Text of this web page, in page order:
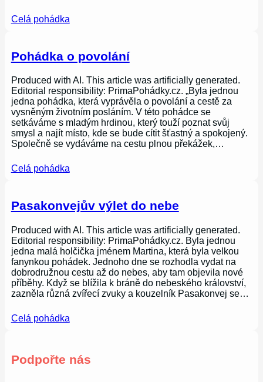
Celá pohádka
Pohádka o povolání
Produced with AI. This article was artificially generated.
Editorial responsibility: PrimaPohádky.cz. „Byla jednou
jedna pohádka, která vyprávěla o povolání a cestě za
vysněným životním posláním. V této pohádce se
setkáváme s mladým hrdinou, který touží poznat svůj
smysl a najít místo, kde se bude cítit šťastný a spokojený.
Společně se vydáváme na cestu plnou překážek,…
Celá pohádka
Pasakonvejův výlet do nebe
Produced with AI. This article was artificially generated.
Editorial responsibility: PrimaPohádky.cz. Byla jednou
jedna malá holčička jménem Martina, která byla velkou
fanynkou pohádek. Jednoho dne se rozhodla vydat na
dobrodružnou cestu až do nebes, aby tam objevila nové
příběhy. Když se blížila k bráně do nebeského království,
zazněla různá zvířecí zvuky a kouzelník Pasakonvej se…
Celá pohádka
Podpořte nás